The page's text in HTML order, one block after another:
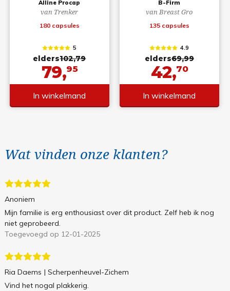
Alline Procap
van Trenker
180 capsules
5
elders102,79
79,95
In winkelmand
B-Firm
van Breast Gro
135 capsules
4.9
elders69,99
42,70
In winkelmand
Wat vinden onze klanten?
Anoniem
Mijn familie is erg enthousiast over dit product. Zelf heb ik nog
niet geprobeerd.
Toegevoegd op 12-01-2025
Ria Daems | Scherpenheuvel-Zichem
Vind het nogal plakkerig.